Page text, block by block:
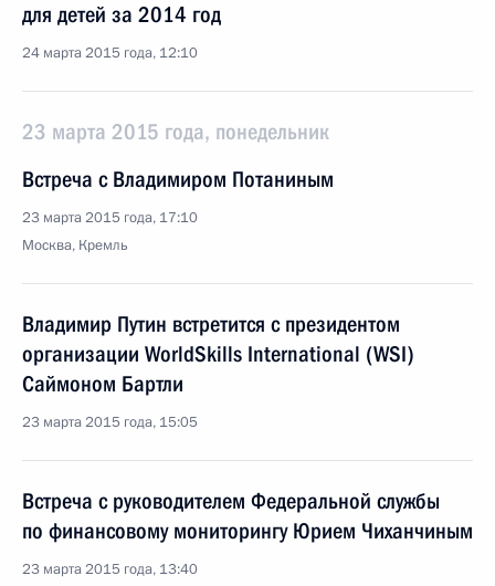
для детей за 2014 год
24 марта 2015 года, 12:10
23 марта 2015 года, понедельник
Встреча с Владимиром Потаниным
23 марта 2015 года, 17:10
Москва, Кремль
Владимир Путин встретится с президентом
организации WorldSkills International (WSI)
Саймоном Бартли
23 марта 2015 года, 15:05
Встреча с руководителем Федеральной службы
по финансовому мониторингу Юрием Чиханчиным
23 марта 2015 года, 13:40